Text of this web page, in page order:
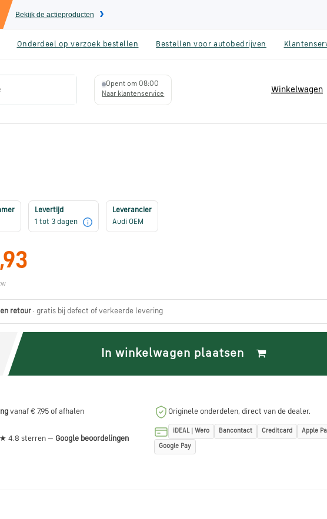
Bekijk de actieproducten
Onderdeel op verzoek bestellen Bestellen voor autobedrijven
Opent om 08:00
Naar klantenservice
Winkelwagen
Levertijd
1 tot 3 dagen
i
Leverancier
Audi OEM
retour · gratis bij defect of verkeerde levering
In winkelwagen plaatsen
vanaf € 7,95 of afhalen Originele onderdelen, direct van de dealer.
sterren — Google beoordelingen
iDEAL | Wero Bancontact Creditcard Apple
Google Pay